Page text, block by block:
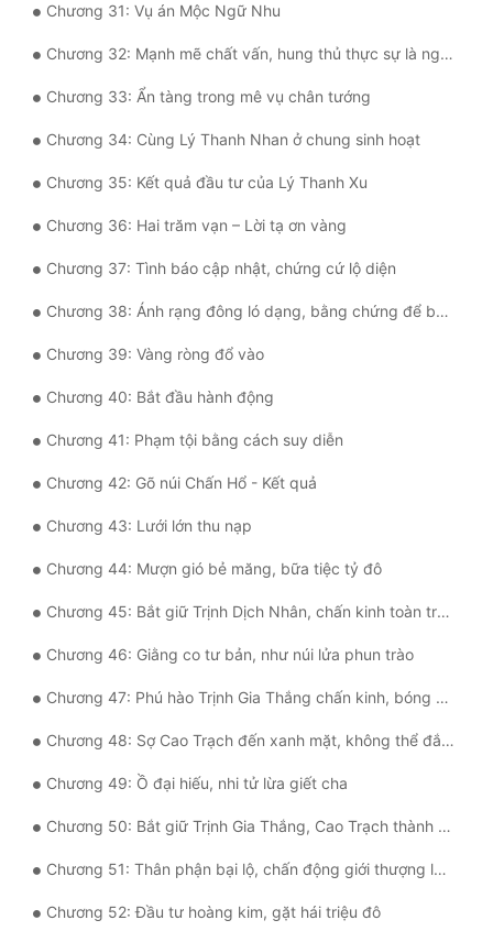
Chương 31: Vụ án Mộc Ngữ Nhu
Chương 32: Mạnh mẽ chất vấn, hung thủ thực sự là người khác
Chương 33: Ẩn tàng trong mê vụ chân tướng
Chương 34: Cùng Lý Thanh Nhan ở chung sinh hoạt
Chương 35: Kết quả đầu tư của Lý Thanh Xu
Chương 36: Hai trăm vạn – Lời tạ ơn vàng
Chương 37: Tình báo cập nhật, chứng cứ lộ diện
Chương 38: Ánh rạng đông ló dạng, bằng chứng để bắt giữ Trịnh Dịch Nhân
Chương 39: Vàng ròng đổ vào
Chương 40: Bắt đầu hành động
Chương 41: Phạm tội bằng cách suy diễn
Chương 42: Gõ núi Chấn Hổ - Kết quả
Chương 43: Lưới lớn thu nạp
Chương 44: Mượn gió bẻ măng, bữa tiệc tỷ đô
Chương 45: Bắt giữ Trịnh Dịch Nhân, chấn kinh toàn trường
Chương 46: Giằng co tư bản, như núi lửa phun trào
Chương 47: Phú hào Trịnh Gia Thắng chấn kinh, bóng ma Cao Trạch
Chương 48: Sợ Cao Trạch đến xanh mặt, không thể đắc tội
Chương 49: Ồ đại hiếu, nhi tử lừa giết cha
Chương 50: Bắt giữ Trịnh Gia Thắng, Cao Trạch thành danh chi chiến
Chương 51: Thân phận bại lộ, chấn động giới thượng lưu Đông Hải
Chương 52: Đầu tư hoàng kim, gặt hái triệu đô